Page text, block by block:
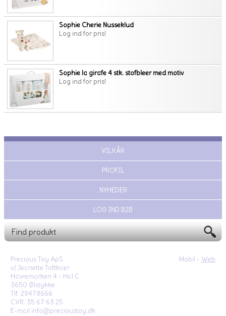
Sophie Cherie Nusseklud
Log ind for pris!
Sophie la girafe 4 stk. stofbleer med motiv
Log ind for pris!
VILKÅR
PROFIL
NYHEDER
LOG IND B2B
Mobil - Web
Precious Toy ApS
v/ Jeanette Toftkaer
Havremarken 4 - Hal C
3650 Ølstykke
Tlf. 29478666
CVR. 35 67 63 25
E-mail info@precioustoy.dk